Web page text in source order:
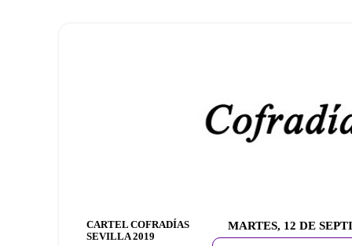
MARTES, 12 DE
CARTEL COFRADÍAS
SEVILLA 2019